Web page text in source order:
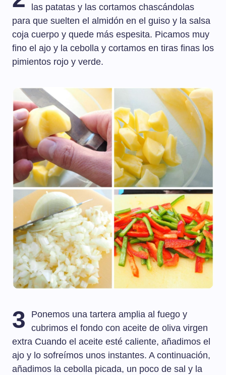
las patatas y las cortamos chascándolas
para que suelten el almidón en el guiso y la salsa
coja cuerpo y quede más espesita. Picamos muy
fino el ajo y la cebolla y cortamos en tiras finas los
pimientos rojo y verde.
3
Ponemos una tartera amplia al fuego y
cubrimos el fondo con aceite de oliva virgen
extra Cuando el aceite esté caliente, añadimos el
ajo y lo sofreímos unos instantes. A continuación,
añadimos la cebolla picada, un poco de sal y la